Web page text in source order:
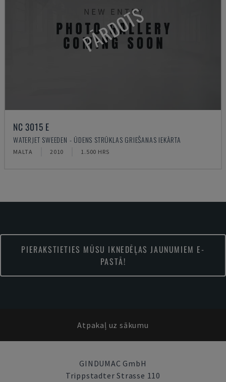
PĀRDOTS
NC 3015 E
WATERJET SWEEDEN - ŪDENS STRŪKLAS GRIEŠANAS IEKĀRTA
MALTA 2010 1.500 HRS
PIERAKSTIETIES MŪSU IKNEDĒĻAS JAUNUMIEM E-
PASTĀ!
Atpakaļ uz sākumu
GINDUMAC GmbH
Trippstadter Strasse 110